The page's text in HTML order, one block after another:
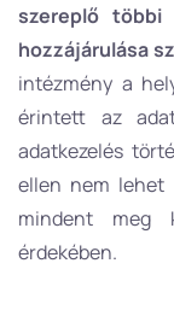
szereplő többi
hozzájárulása
intézmény a
érintett az
adatkezelés
ellen nem lehet
mindent meg
érdekében.